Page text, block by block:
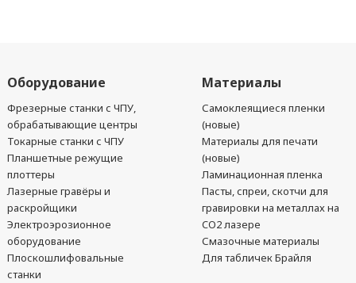
Оборудование
Фрезерные станки с ЧПУ,
обрабатывающие центры
Токарные станки с ЧПУ
Планшетные режущие
плоттеры
Лазерные гравёры и
раскройщики
Электроэрозионное
оборудование
Плоскошлифовальные
станки
Материалы
Самоклеящиеся пленки
(новые)
Материалы для печати
(новые)
Ламинационная пленка
Пасты, спреи, скотчи для
гравировки на металлах на
CO2 лазере
Смазочные материалы
Для табличек Брайля